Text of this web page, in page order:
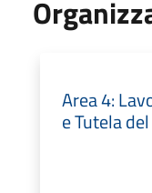
Area 4:
e Tutela